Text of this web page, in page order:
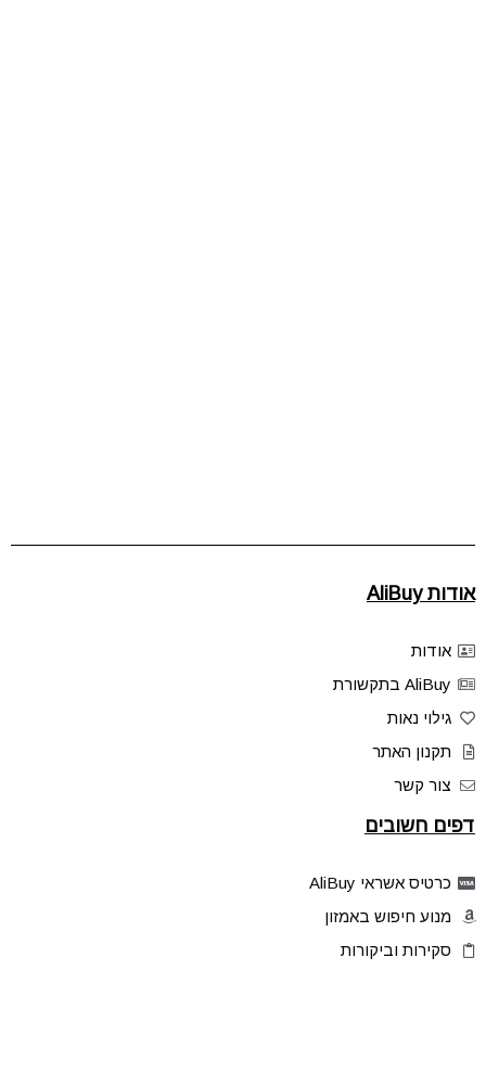
אודות AliBuy
אודות
AliBuy בתקשורת
גילוי נאות
תקנון האתר
צור קשר
דפים חשובים
כרטיס אשראי AliBuy
מנוע חיפוש באמזון
סקירות וביקורות